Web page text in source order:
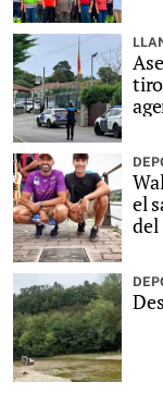
el
del